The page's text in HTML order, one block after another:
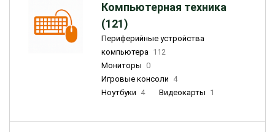
Компьютерная техника
(121)
Периферийные устройства
компьютера 112
Мониторы 0
Игровые консоли 4
Ноутбуки 4 Видеокарты 1